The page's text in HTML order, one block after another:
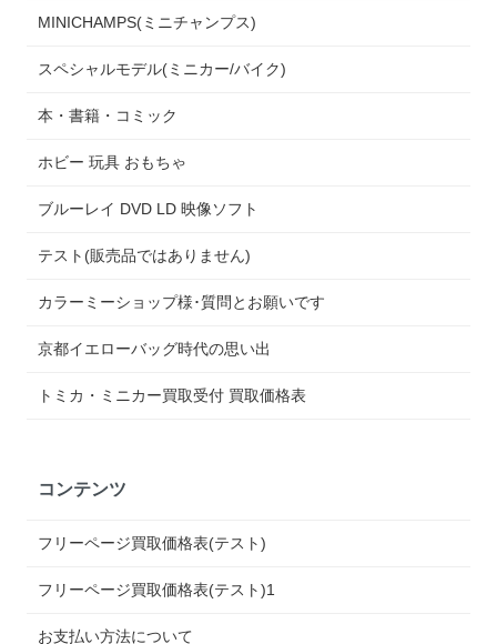
MINICHAMPS(ミニチャンプス)
スペシャルモデル(ミニカー/バイク)
本・書籍・コミック
ホビー 玩具 おもちゃ
ブルーレイ DVD LD 映像ソフト
テスト(販売品ではありません)
カラーミーショップ様･質問とお願いです
京都イエローバッグ時代の思い出
トミカ・ミニカー買取受付 買取価格表
コンテンツ
フリーページ買取価格表(テスト)
フリーページ買取価格表(テスト)1
お支払い方法について